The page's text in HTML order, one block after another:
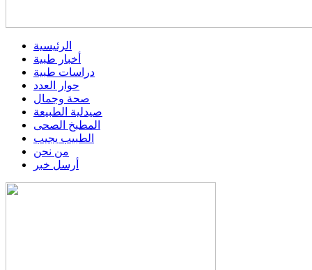
الرئيسية
أخبار طبية
دراسات طبية
حوار العدد
صحة وجمال
صيدلية الطبيعة
المطبخ الصحى
الطبيب يجيب
من نحن
أرسل خبر